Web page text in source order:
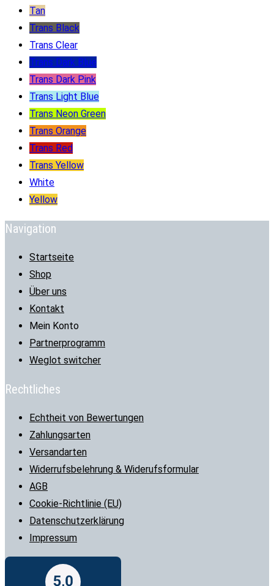
Tan
Trans Black
Trans Clear
Trans Dark Blue
Trans Dark Pink
Trans Light Blue
Trans Neon Green
Trans Orange
Trans Red
Trans Yellow
White
Yellow
Navigation
Startseite
Shop
Über uns
Kontakt
Mein Konto
Partnerprogramm
Weglot switcher
Rechtliches
Echtheit von Bewertungen
Zahlungsarten
Versandarten
Widerrufsbelehrung & Widerufsformular
AGB
Cookie-Richtlinie (EU)
Datenschutzerklärung
Impressum